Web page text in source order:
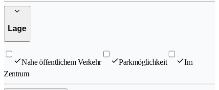
Lage
Nahe öffentlichem Verkehr Parkmöglichkeit
Im
Zentrum